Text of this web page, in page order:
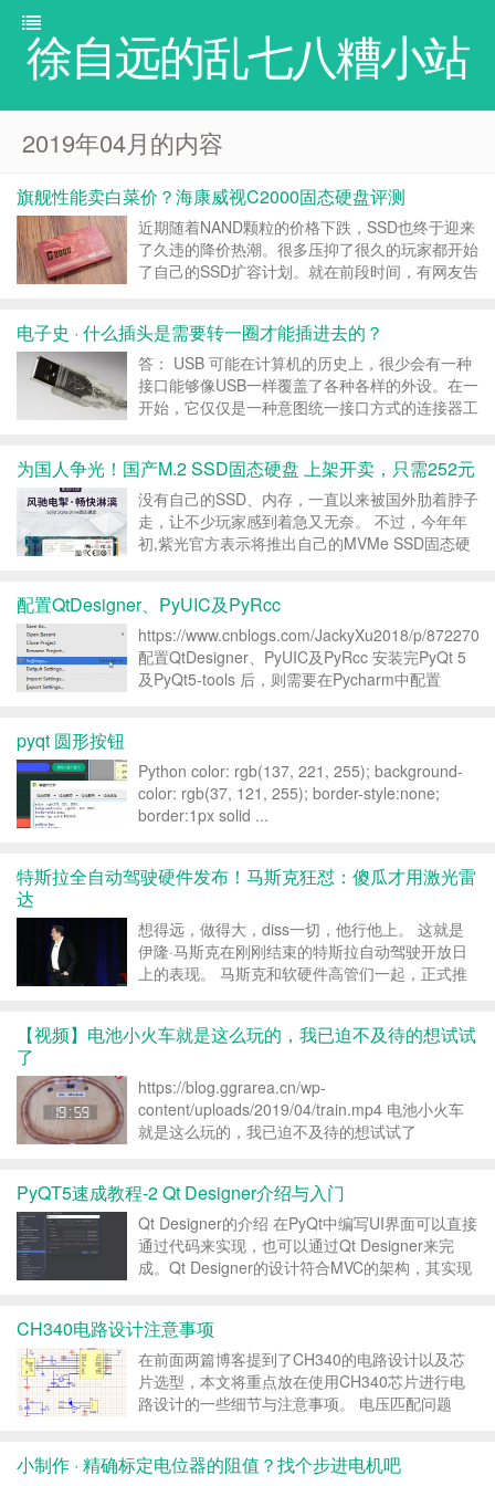
徐自远的乱七八糟小站
2019年04月的内容
旗舰性能卖白菜价？海康威视C2000固态硬盘评测
近期随着NAND颗粒的价格下跌，SSD也终于迎来
了久违的降价热潮。很多压抑了很久的玩家都开始
了自己的SSD扩容计划。就在前段时间，有网友告
的优势。其中512GB的NVME M.2接口C200...
电子史 · 什么插头是需要转一圈才能插进去的？
答： USB 可能在计算机的历史上，很少会有一种
接口能够像USB一样覆盖了各种各样的外设。在一
开始，它仅仅是一种意图统一接口方式的连接器工
一部分。 USB的历史其实比我们想象的可能还要
早，...
为国人争光！国产M.2 SSD固态硬盘 上架开卖，只需252元
没有自己的SSD、内存，一直以来被国外肋着脖子
走，让不少玩家感到着急又无奈。 不过，今年年
初,紫光官方表示将推出自己的MVMe SSD固态硬
产的3D TLC颗粒，有128G...
配置QtDesigner、PyUIC及PyRcc
https://www.cnblogs.com/JackyXu2018/p/
配置QtDesigner、PyUIC及PyRcc 安装完PyQt 5
及PyQt5-tools 后，则需要在Pycharm中配置
pyqt 圆形按钮
Python color: rgb(137, 221, 255); background-
color: rgb(37, 121, 255); border-style:none;
border:1px solid ...
特斯拉全自动驾驶硬件发布！马斯克狂怼：傻瓜才用激光雷
达
想得远，做得大，diss一切，他行他上。 这就是
伊隆·马斯克在刚刚结束的特斯拉自动驾驶开放日
上的表现。 马斯克和软硬件高管们一起，正式推
的自动驾驶计算机。 而且实现全自动驾驶能力的
【视频】电池小火车就是这么玩的，我已迫不及待的想试试
了
https://blog.ggrarea.cn/wp-
content/uploads/2019/04/train.mp4 电池小火车
就是这么玩的，我已迫不及待的想试试了
PyQT5速成教程-2 Qt Designer介绍与入门
Qt Designer的介绍 在PyQt中编写UI界面可以直接
通过代码来实现，也可以通过Qt Designer来完
成。Qt Designer的设计符合MVC的架构，其实现
的方式放置控...
CH340电路设计注意事项
在前面两篇博客提到了CH340的电路设计以及芯
片选型，本文将重点放在使用CH340芯片进行电
路设计的一些细节与注意事项。 电压匹配问题
即，如果芯片是 5V 供电，那么串口输出和采...
小制作 · 精确标定电位器的阻值？找个步进电机吧